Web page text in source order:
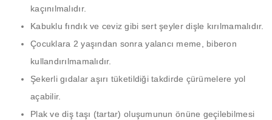
kaçınılmalıdır.
Kabuklu fındık ve ceviz gibi sert şeyler dişle kırılmamalıdır.
Çocuklara 2 yaşından sonra yalancı meme, biberon
kullandırılmamalıdır.
Şekerli gıdalar aşırı tüketildiği takdirde çürümelere yol
açabilir.
Plak ve diş taşı (tartar) oluşumunun önüne geçilebilmesi